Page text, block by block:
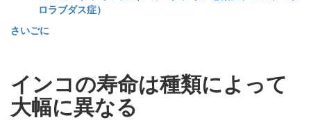
ロラブダス症）
さいごに
インコの寿命は種類によって
大幅に異なる